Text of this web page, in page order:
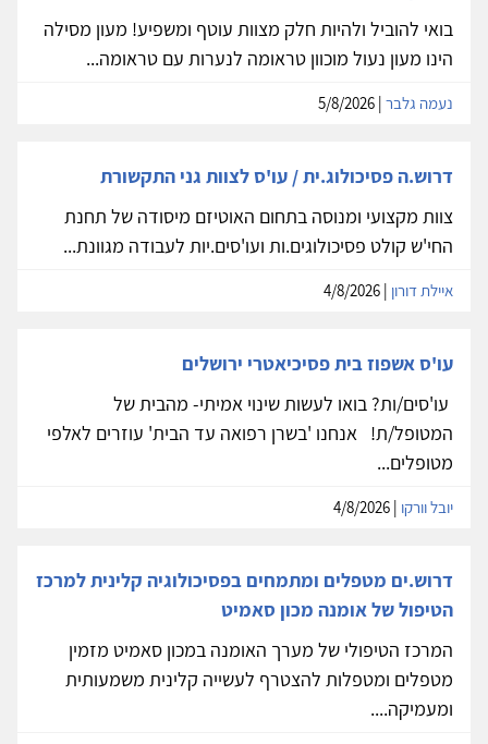
בואי להוביל ולהיות חלק מצוות עוטף ומשפיע! מעון מסילה
הינו מעון נעול מוכוון טראומה לנערות עם טראומה...
נעמה גלבר
דרוש.ה פסיכולוג.ית / עו'ס לצוות גני התקשורת
צוות מקצועי ומנוסה בתחום האוטיזם מיסודה של תחנת
החי'ש קולט פסיכולוגים.ות ועו'סים.יות לעבודה מגוונת...
איילת דורון
עו'ס אשפוז בית פסיכיאטרי ירושלים
עו'סים/ות? בואו לעשות שינוי אמיתי- מהבית של
המטופל/ת! אנחנו 'בשרן רפואה עד הבית' עוזרים לאלפי
מטופלים...
יובל וורקו
דרוש.ים מטפלים ומתמחים בפסיכולוגיה קלינית למרכז
הטיפול של אומנה מכון סאמיט
המרכז הטיפולי של מערך האומנה במכון סאמיט מזמין
מטפלים ומטפלות להצטרף לעשייה קלינית משמעותית
ומעמיקה....